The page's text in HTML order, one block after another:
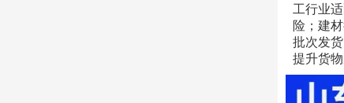
工行业
险；建
批次发
提升货